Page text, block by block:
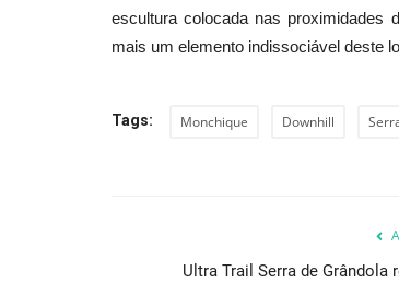
escultura colocada nas proximidades
mais um elemento indissociável deste
Tags: Monchique Downhill
Ultra Trail Serra de Grândola
3452